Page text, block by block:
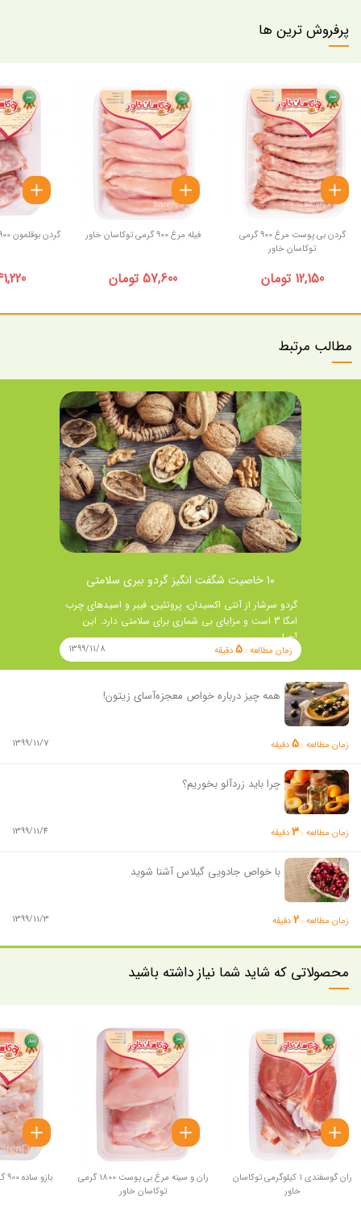
پرفروش ترین ها
گردن بی پوست مرغ 900 گرمی
توکاسان خاور
12,150 تومان
فیله مرغ 900 گرمی توکاسان خاور
57,600 تومان
گردن بوقلمون 900 گرمی توکاسان خاور
41,220
مطالب مرتبط
10 خاصیت شگفت انگیز گردو ببری سلامتی
گردو سرشار از آنتی اکسیدان، پروتئین، فیبر و اسیدهای چرب
امگا 3 است و مزایای بی شماری برای سلامتی دارد. این
آجیل …
زمان مطالعه : 5دقیقه 1399/11/8
همه چیز درباره خواص معجزه‌آسای زیتون!
زمان مطالعه : 5دقیقه 1399/11/7
چرا باید زردآلو بخوریم؟
زمان مطالعه : 3دقیقه 1399/11/4
با خواص جادویی گیلاس آشنا شوید
زمان مطالعه : 2دقیقه 1399/11/3
محصولاتی که شاید شما نیاز داشته باشید
ران گوسفندی 1 کیلوگرمی توکاسان
خاور
ران و سینه مرغ بی پوست 1800 گرمی
توکاسان خاور
بازو ساده 900 گرمی توکاسان خاور